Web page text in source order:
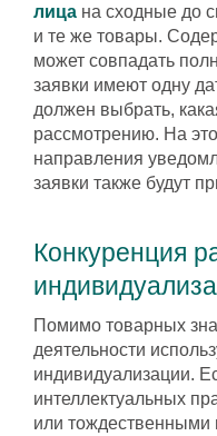
лица на сходные до
и те же товары.
может совпадать
заявки имеют одну
должен выбрать,
рассмотрению. На
направления
заявки также будут
Конкуренция
Помимо товарных
деятельности
индивидуализации.
интеллектуальных
или